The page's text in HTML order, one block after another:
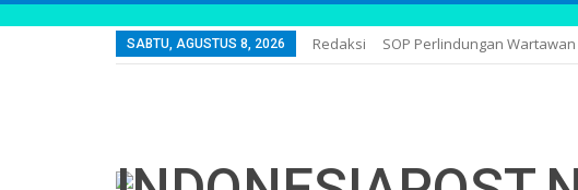
SABTU, AGUSTUS 8, 2026 Redaksi SOP Perlindungan Wartawan